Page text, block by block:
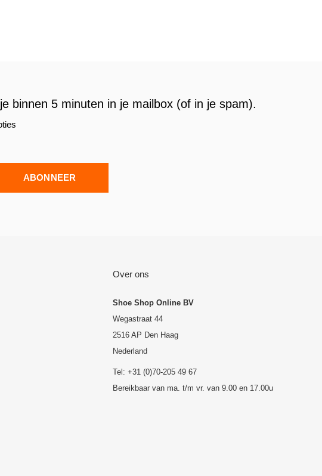
binnen 5 minuten in je mailbox (of in je spam).
ABONNEER
Over ons
Shoe Shop Online BV
Wegastraat 44
2516 AP Den Haag
Nederland
Tel: +31 (0)70-205 49 67
Bereikbaar van ma. t/m vr. van 9.00 en 17.00u